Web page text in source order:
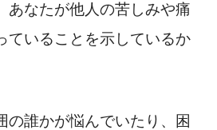
あなたが他人の苦しみや痛
ていることを示しているか
の誰かが悩んでいたり、困